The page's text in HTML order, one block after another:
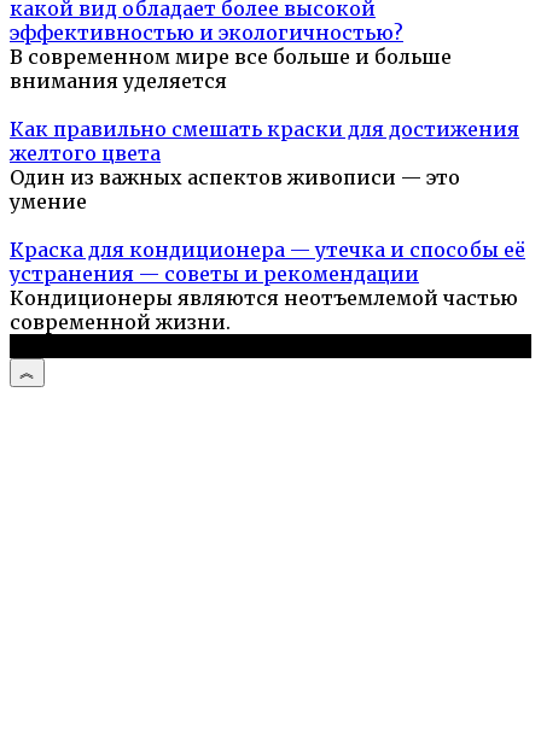
какой вид обладает более высокой
эффективностью и экологичностью?
В современном мире все больше и больше
внимания уделяется
Как правильно смешать краски для достижения
желтого цвета
Один из важных аспектов живописи — это
умение
Краска для кондиционера — утечка и способы её
устранения — советы и рекомендации
Кондиционеры являются неотъемлемой частью
современной жизни.